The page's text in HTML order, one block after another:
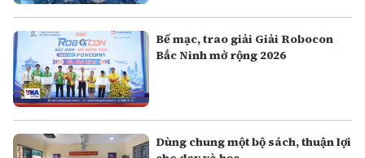
Bế mạc, trao giải Giải Robocon
Bắc Ninh mở rộng 2026
Dùng chung một bộ sách, thuận lợi